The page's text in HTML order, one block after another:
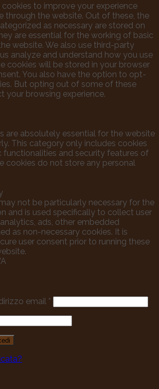
cookies to improve your experience
through the website. Out of these, the
as necessary are stored on
are essential for the working of basic
website. We also use third-party
analyze and understand how you use
cookies will be stored in your browser
You also have the option to opt-
But opting out of some of these
your browsing experience.
are absolutely essential for the website
This category only includes cookies
functionalities and security features of
cookies do not store any personal
not be particularly necessary for the
and is used specifically to collect user
ads, other embedded
as non-necessary cookies. It is
user consent prior to running these
email *